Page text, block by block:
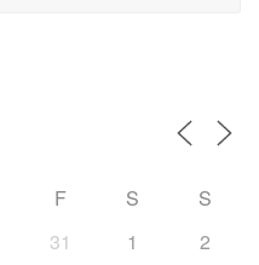
F S
S
31 1
2